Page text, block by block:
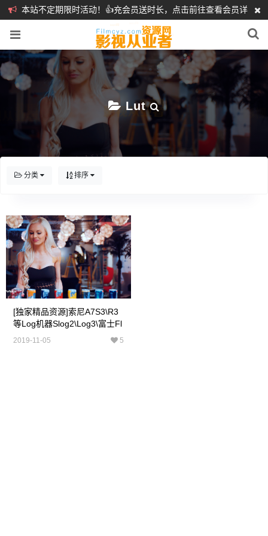
本站不定期限时活动！👍充会员送时长，点击前往查看会员详
细介绍 ❤️
Lut
分类 排序
[独家精品资源]索尼A7S3\R3
等log机器Slog2\log3\富士Fl
Og Lut 佳能Clog专用
2019-11-05 5